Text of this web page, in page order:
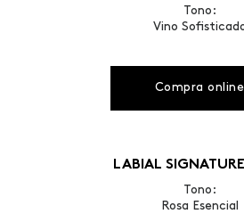
Tono:
Vino
Compra online
LABIAL
Tono:
Rosa Esencial